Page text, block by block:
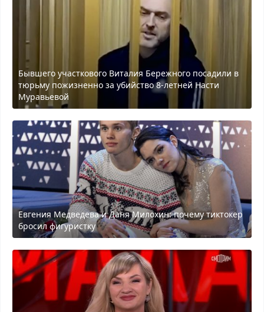
Бывшего участкового Виталия Бережного посадили в
тюрьму пожизненно за убийство 8-летней Насти
Муравьевой
Евгения Медведева и Даня Милохин: почему тиктокер
бросил фигуристку